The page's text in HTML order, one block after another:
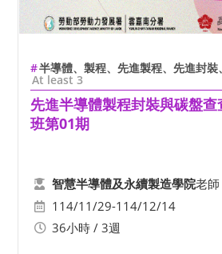
半導體、製程、先進製程、先進封裝
At least 3
先進半導體製程封裝與碳盤
班第01期
智慧半導體及永續製造學院老師
114/11/29-114/12/14
36小時 / 3週